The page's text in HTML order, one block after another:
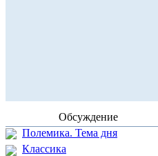
Обсуждение
Полемика. Тема дня
Классика